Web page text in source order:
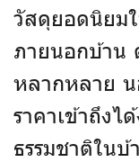
วัสดุยอดนิยม
ภายนอกบ้าน
หลากหลาย น
ราคาเข้าถึงไ
ธรรมชาติใน